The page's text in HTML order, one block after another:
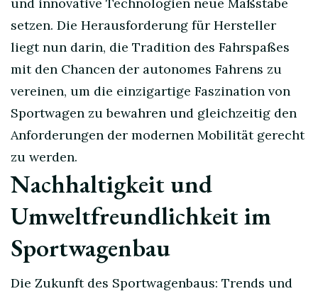
und innovative Technologien neue Maßstäbe
setzen. Die Herausforderung für Hersteller
liegt nun darin, die Tradition des Fahrspaßes
mit den Chancen der autonomes Fahrens zu
vereinen, um die einzigartige Faszination von
Sportwagen zu bewahren und gleichzeitig den
Anforderungen der modernen Mobilität gerecht
zu werden.
Nachhaltigkeit und
Umweltfreundlichkeit im
Sportwagenbau
Die Zukunft des Sportwagenbaus: Trends und